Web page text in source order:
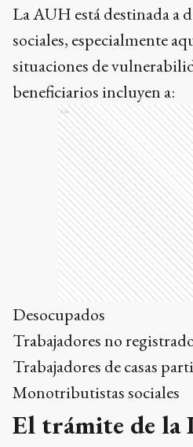
La AUH está destinada a
sociales, especialmente
situaciones de
beneficiarios incluyen a:
Ads
Desocupados
Trabajadores no
Trabajadores de casas
Monotributistas sociales
El trámite de la